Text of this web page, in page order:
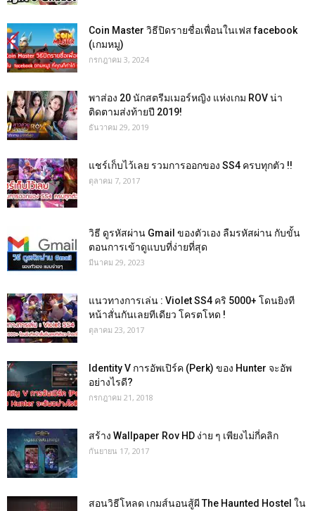
Coin Master วิธีปิดรายชื่อเพื่อนในเฟส facebook
(เกมหมู)
กรกฎาคม 3, 2024
พาส่อง 20 นักสตรีมเมอร์หญิง แห่งเกม ROV น่า
ติดตามส่งท้ายปี 2019!
ธันวาคม 29, 2019
แชร์เก็บไว้เลย รวมการออกของ SS4 ครบทุกตัว !!
ตุลาคม 7, 2017
วิธี ดูรหัสผ่าน Gmail ของตัวเอง ลืมรหัสผ่าน กับขั้น
ตอนการเข้าดูแบบที่ง่ายที่สุด
มีนาคม 29, 2023
แนวทางการเล่น : Violet SS4 คริ 5000+ โดนยิงที
หน้าสั่นกันเลยทีเดียว โครตโหด !
ตุลาคม 23, 2017
Identity V การอัพเปิร์ค (Perk) ของ Hunter จะอัพ
อย่างไรดี?
กรกฎาคม 21, 2018
สร้าง Wallpaper Rov HD ง่าย ๆ เพียงไม่กี่คลิก
กันยายน 17, 2017
สอนวิธีโหลด เกมส์นอนสู้ผี The Haunted Hostel ใน